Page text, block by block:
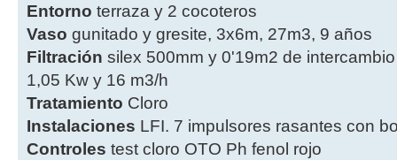
Entorno terraza y 2 cocoteros
Vaso gunitado y gresite, 3x6m, 27m3, 9 años
Filtración silex 500mm y 0'19m2 de
1,05 Kw y 16 m3/h
Tratamiento Cloro
Instalaciones LFI. 7 impulsores rasantes con
Controles test cloro OTO Ph fenol rojo